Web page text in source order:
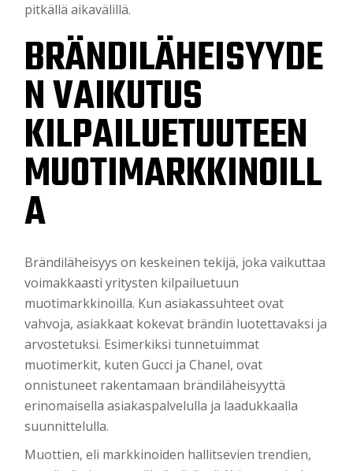
pitkällä aikavälillä.
BRÄNDILÄHEISYYDE
N VAIKUTUS
KILPAILUETUUTEEN
MUOTIMARKKINOILL
A
Brändiläheisyys on keskeinen tekijä, joka vaikuttaa
voimakkaasti yritysten kilpailuetuun
muotimarkkinoilla. Kun asiakassuhteet ovat
vahvoja, asiakkaat kokevat brändin luotettavaksi ja
arvostetuksi. Esimerkiksi tunnetuimmat
muotimerkit, kuten Gucci ja Chanel, ovat
onnistuneet rakentamaan brändiläheisyyttä
erinomaisella asiakaspalvelulla ja laadukkaalla
suunnittelulla.
Muottien, eli markkinoiden hallitsevien trendien,